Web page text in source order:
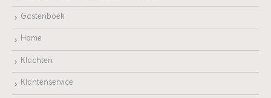
Gastenboek
Home
Klachten
Klantenservice